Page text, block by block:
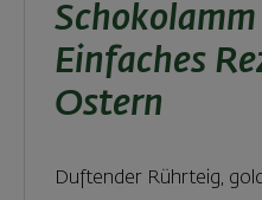
Einfaches
Ostern
Duftender Rührteig,